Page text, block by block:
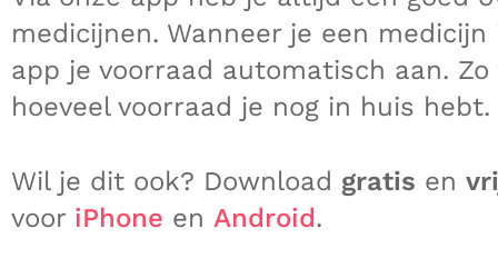
medicijnen. Wanneer je een
app je voorraad automatisch aan.
hoeveel voorraad je nog in huis hebt.
Wil je dit ook? Download gratis en
voor iPhone en Android.